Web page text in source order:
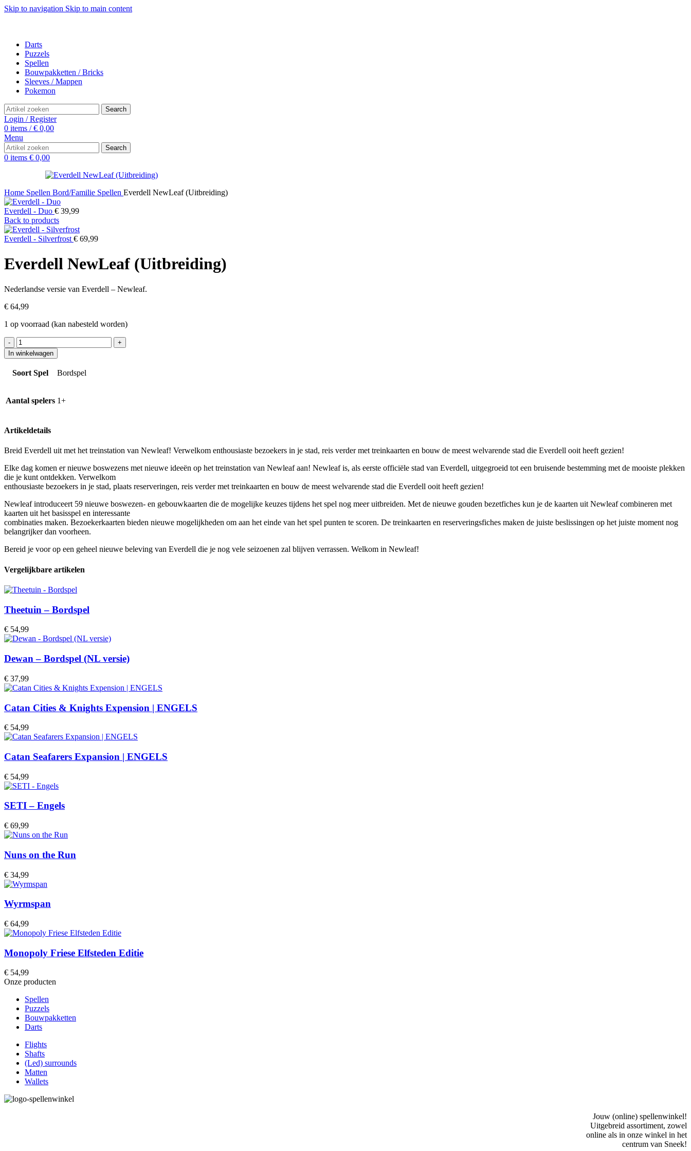
Skip to navigation Skip to main content
Darts
Puzzels
Spellen
Bouwpakketten / Bricks
Sleeves / Mappen
Pokemon
Search
Login / Register
0 items / € 0,00
Menu
Search
0 items € 0,00
Home Spellen Bord/Familie Spellen Everdell NewLeaf (Uitbreiding)
Everdell - Duo € 39,99
Back to products
Everdell - Silverfrost € 69,99
Everdell NewLeaf (Uitbreiding)
Nederlandse versie van Everdell – Newleaf.
€ 64,99
1 op voorraad (kan nabesteld worden)
Everdell
NewLeaf
(Uitbreiding)
aantal
In winkelwagen
Soort Spel Bordspel
Aantal spelers 1+
Artikeldetails
Breid Everdell uit met het treinstation van Newleaf! Verwelkom enthousiaste bezoekers in je stad, reis verder met treinkaarten en bouw de meest welvarende stad die Everdell ooit heeft gezien!
Elke dag komen er nieuwe boswezens met nieuwe ideeën op het treinstation van Newleaf aan! Newleaf is, als eerste officiële stad van Everdell, uitgegroeid tot een bruisende bestemming met de mooiste plekken
die je kunt ontdekken. Verwelkom
enthousiaste bezoekers in je stad, plaats reserveringen, reis verder met treinkaarten en bouw de meest welvarende stad die Everdell ooit heeft gezien!
Newleaf introduceert 59 nieuwe boswezen- en gebouwkaarten die de mogelijke keuzes tijdens het spel nog meer uitbreiden. Met de nieuwe gouden bezetfiches kun je de kaarten uit Newleaf combineren met
kaarten uit het basisspel en interessante
combinaties maken. Bezoekerkaarten bieden nieuwe mogelijkheden om aan het einde van het spel punten te scoren. De treinkaarten en reserveringsfiches maken de juiste beslissingen op het juiste moment nog
belangrijker dan voorheen.
Bereid je voor op een geheel nieuwe beleving van Everdell die je nog vele seizoenen zal blijven verrassen. Welkom in Newleaf!
Vergelijkbare artikelen
Theetuin – Bordspel
€ 54,99
Dewan – Bordspel (NL versie)
€ 37,99
Catan Cities & Knights Expension | ENGELS
€ 54,99
Catan Seafarers Expansion | ENGELS
€ 54,99
SETI – Engels
€ 69,99
Nuns on the Run
€ 34,99
Wyrmspan
€ 64,99
Monopoly Friese Elfsteden Editie
€ 54,99
Onze producten
Spellen
Puzzels
Bouwpakketten
Darts
Flights
Shafts
(Led) surrounds
Matten
Wallets
Jouw (online) spellenwinkel!
Uitgebreid assortiment, zowel
online als in onze winkel in het
centrum van Sneek!